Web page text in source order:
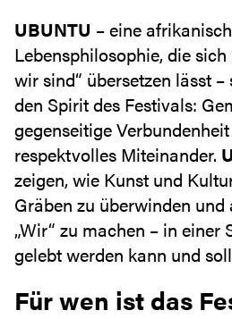
UBUNTU – eine
Lebensphilosophie, die
wir sind“ übersetzen lässt
den Spirit des Festivals:
gegenseitige
respektvolles Miteinander.
zeigen, wie Kunst und
Gräben zu überwinden und
„Wir“ zu machen – in
gelebt werden kann und
Für wen ist das